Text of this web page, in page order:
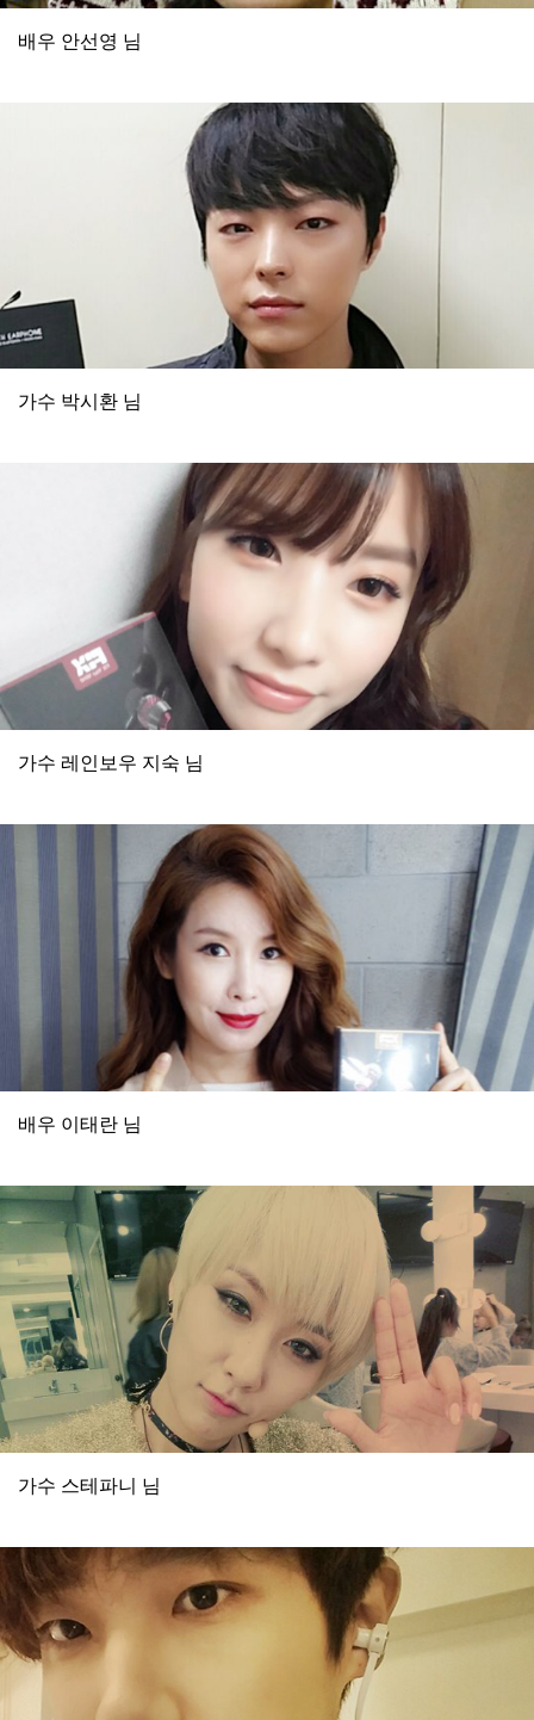
배우 안선영 님
가수 박시환 님
가수 레인보우 지숙 님
배우 이태란 님
가수 스테파니 님